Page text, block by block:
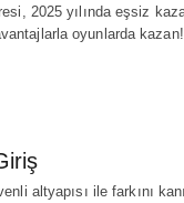
2025 yılında eşsiz
oyunlarda
altyapısı ile farkını